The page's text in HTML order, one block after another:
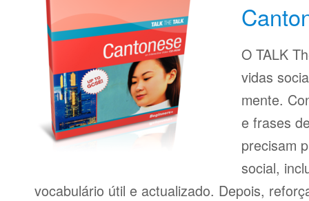
O TALK
vidas
mente.
e frases
precisam
social,
vocabulário útil e actualizado. Depois,